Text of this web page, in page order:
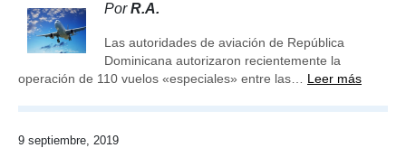
PorR.A.
Las autoridades de aviación de República
Dominicana autorizaron recientemente la
operación de 110 vuelos «especiales» entre las… Leer más
9 septiembre, 2019